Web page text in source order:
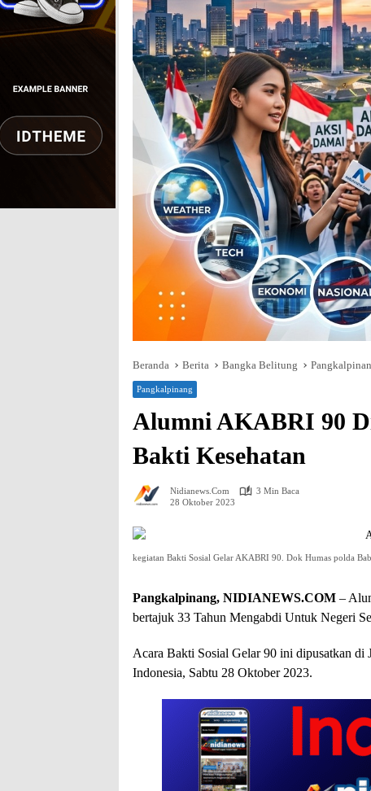
Beranda Berita Bangka Belitung
Pangkalpinang
Alumni AKABRI 90
Bakti Kesehatan
Nidianews.com
3 Min Baca
28 Oktober 2023
kegiatan Bakti Sosial Gelar AKABRI 90. Dok Humas polda
Pangkalpinang, NIDIANEWS.COM –
bertajuk 33 Tahun Mengabdi Untuk Negeri
Acara Bakti Sosial Gelar 90 ini dipusatkan di
Indonesia, Sabtu 28 Oktober 2023.